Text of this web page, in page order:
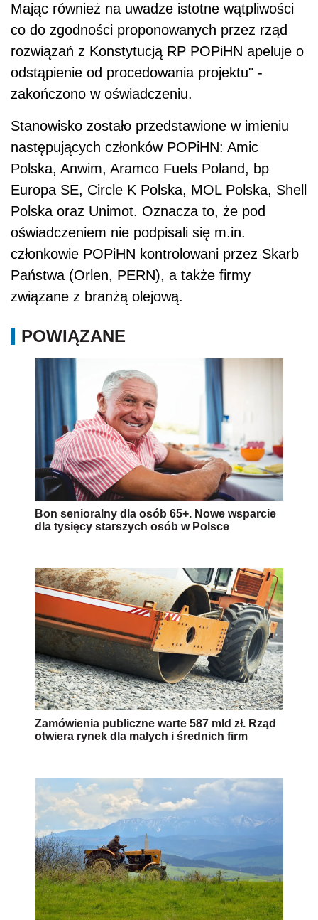
Mając również na uwadze istotne wątpliwości
co do zgodności proponowanych przez rząd
rozwiązań z Konstytucją RP POPiHN apeluje o
odstąpienie od procedowania projektu" -
zakończono w oświadczeniu.
Stanowisko zostało przedstawione w imieniu
następujących członków POPiHN: Amic
Polska, Anwim, Aramco Fuels Poland, bp
Europa SE, Circle K Polska, MOL Polska, Shell
Polska oraz Unimot. Oznacza to, że pod
oświadczeniem nie podpisali się m.in.
członkowie POPiHN kontrolowani przez Skarb
Państwa (Orlen, PERN), a także firmy
związane z branżą olejową.
POWIĄZANE
Bon senioralny dla osób 65+. Nowe wsparcie
dla tysięcy starszych osób w Polsce
Zamówienia publiczne warte 587 mld zł. Rząd
otwiera rynek dla małych i średnich firm